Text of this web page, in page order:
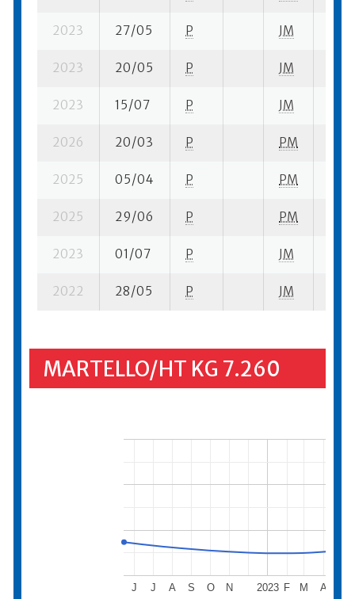
2023 27/05 P JM
2023 20/05 P JM
2023 15/07 P JM
2026 20/03 P PM
2025 05/04 P PM
2025 29/06 P PM
2023 01/07 P JM
2022 28/05 P JM
MARTELLO/HT KG 7.260
2023
J J A S O N F M A